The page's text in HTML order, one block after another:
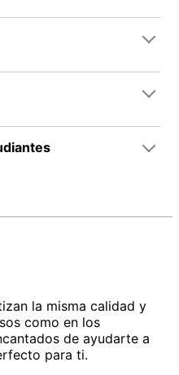
la misma calidad y
como en los
de ayudarte a
para ti.